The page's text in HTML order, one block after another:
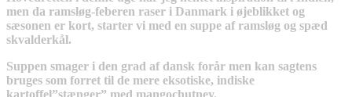
men da ramsløg-feberen raser i Danmark i øjeblikket og
sæsonen er kort, starter vi med en suppe af ramsløg og spæd
skvalderkål.
Suppen smager i den grad af dansk forår men kan sagtens
bruges som forret til de mere eksotiske, indiske
kartoffel”stænger” med mangochutney.